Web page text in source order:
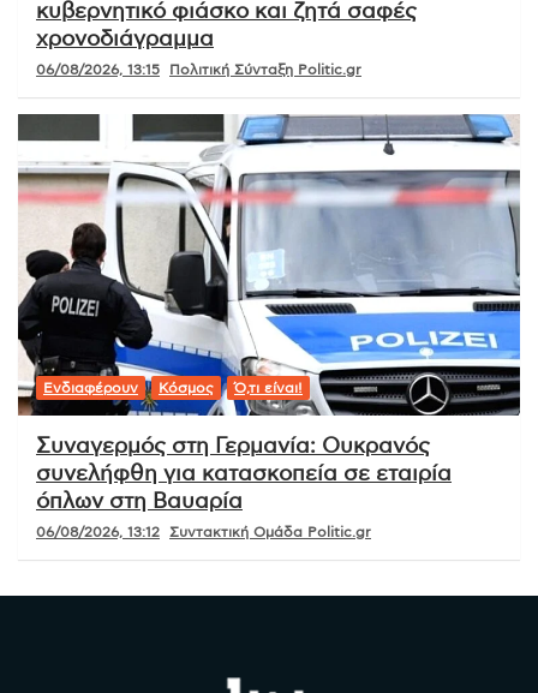
κυβερνητικό φιάσκο και ζητά σαφές
χρονοδιάγραμμα
06/08/2026, 13:15 Πολιτική Σύνταξη Politic.gr
Ενδιαφέρουν Κόσμος Ό,τι είναι!
Συναγερμός στη Γερμανία: Ουκρανός
συνελήφθη για κατασκοπεία σε εταιρία
όπλων στη Βαυαρία
06/08/2026, 13:12 Συντακτική Ομάδα Politic.gr